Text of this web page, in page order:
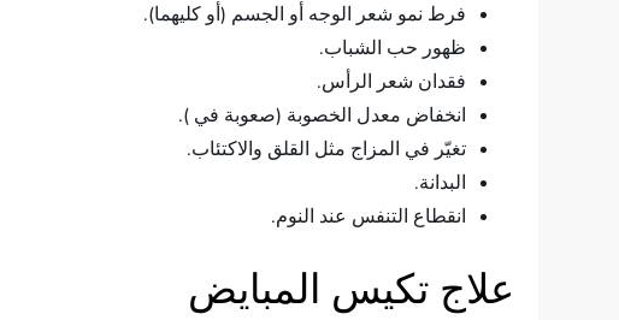
فرط نمو شعر الوجه أو الجسم (أو كليهما).
ظهور حب الشباب.
فقدان شعر الرأس.
انخفاض معدل الخصوبة (صعوبة في ).
تغيّر في المزاج مثل القلق والاكتئاب.
البدانة.
انقطاع التنفس عند النوم.
علاج تكيس المبايض